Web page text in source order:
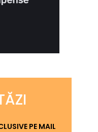
PE MAIL